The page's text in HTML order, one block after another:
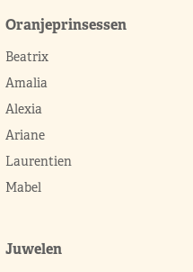
Oranjeprinsessen
Beatrix
Amalia
Alexia
Ariane
Laurentien
Mabel
Juwelen